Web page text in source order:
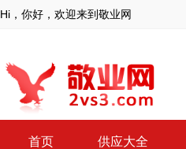
Hi，你好，欢迎来到敬业网
首页 供应大全